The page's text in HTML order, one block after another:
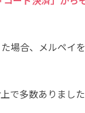
場合、メルペイ
多数ありました